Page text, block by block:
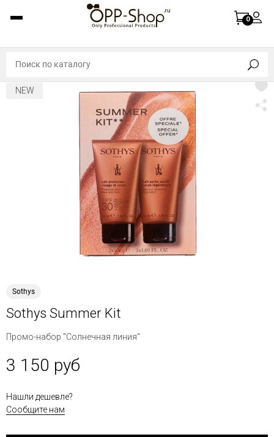
0
NEW
Sothys
Sothys Summer Kit
Промо-набор "Солнечная линия"
3 150 руб
Нашли дешевле?
Сообщите нам